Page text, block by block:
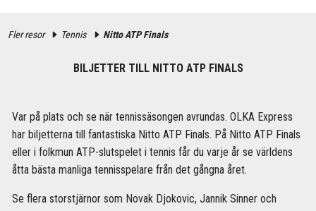
Fler resor Tennis Nitto ATP Finals
BILJETTER TILL NITTO ATP FINALS
Var på plats och se när tennissäsongen avrundas. OLKA Express
har biljetterna till fantastiska Nitto ATP Finals. På Nitto ATP Finals
eller i folkmun ATP-slutspelet i tennis får du varje år se världens
åtta bästa manliga tennisspelare från det gångna året.
Se flera storstjärnor som Novak Djokovic, Jannik Sinner och